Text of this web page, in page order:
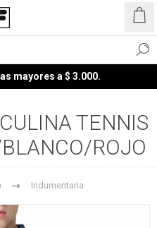
mayores a $ 3.000.
TENNIS
ROJO
Indumentaria